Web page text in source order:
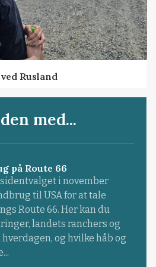
Rusland
med...
på Route 66
i november
til USA for at tale
Route 66. Her kan du
landets ranchers og
og hvilke håb og